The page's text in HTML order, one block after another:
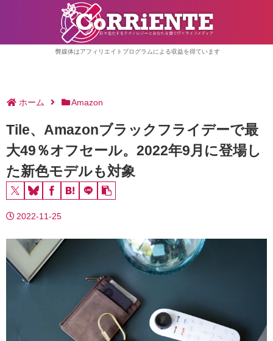
弊媒体はアフィリエイトプログラムによる収益を得ています
ホーム Amazon
Tile、Amazonブラックフライデーで最
大49％オフセール。2022年9月に登場し
た新色モデルも対象
2022-11-25